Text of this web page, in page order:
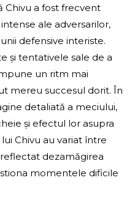
Chivu a fost frecvent
ale adversarilor,
defensive interiste.
și tentativele sale de a
un ritm mai
mereu succesul dorit. În
detaliată a meciului,
și efectul lor asupra
Chivu au variat între
dezamăgirea
momentele dificile